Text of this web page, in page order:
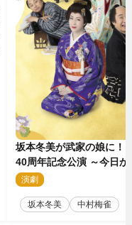
坂本冬美が武家の娘に
40周年記念公演 ～今日か
～』メインビジュアル公
演劇
坂本冬美 中村梅雀